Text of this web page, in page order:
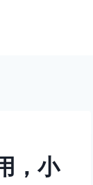
，小